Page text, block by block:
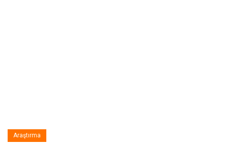
Araştırma